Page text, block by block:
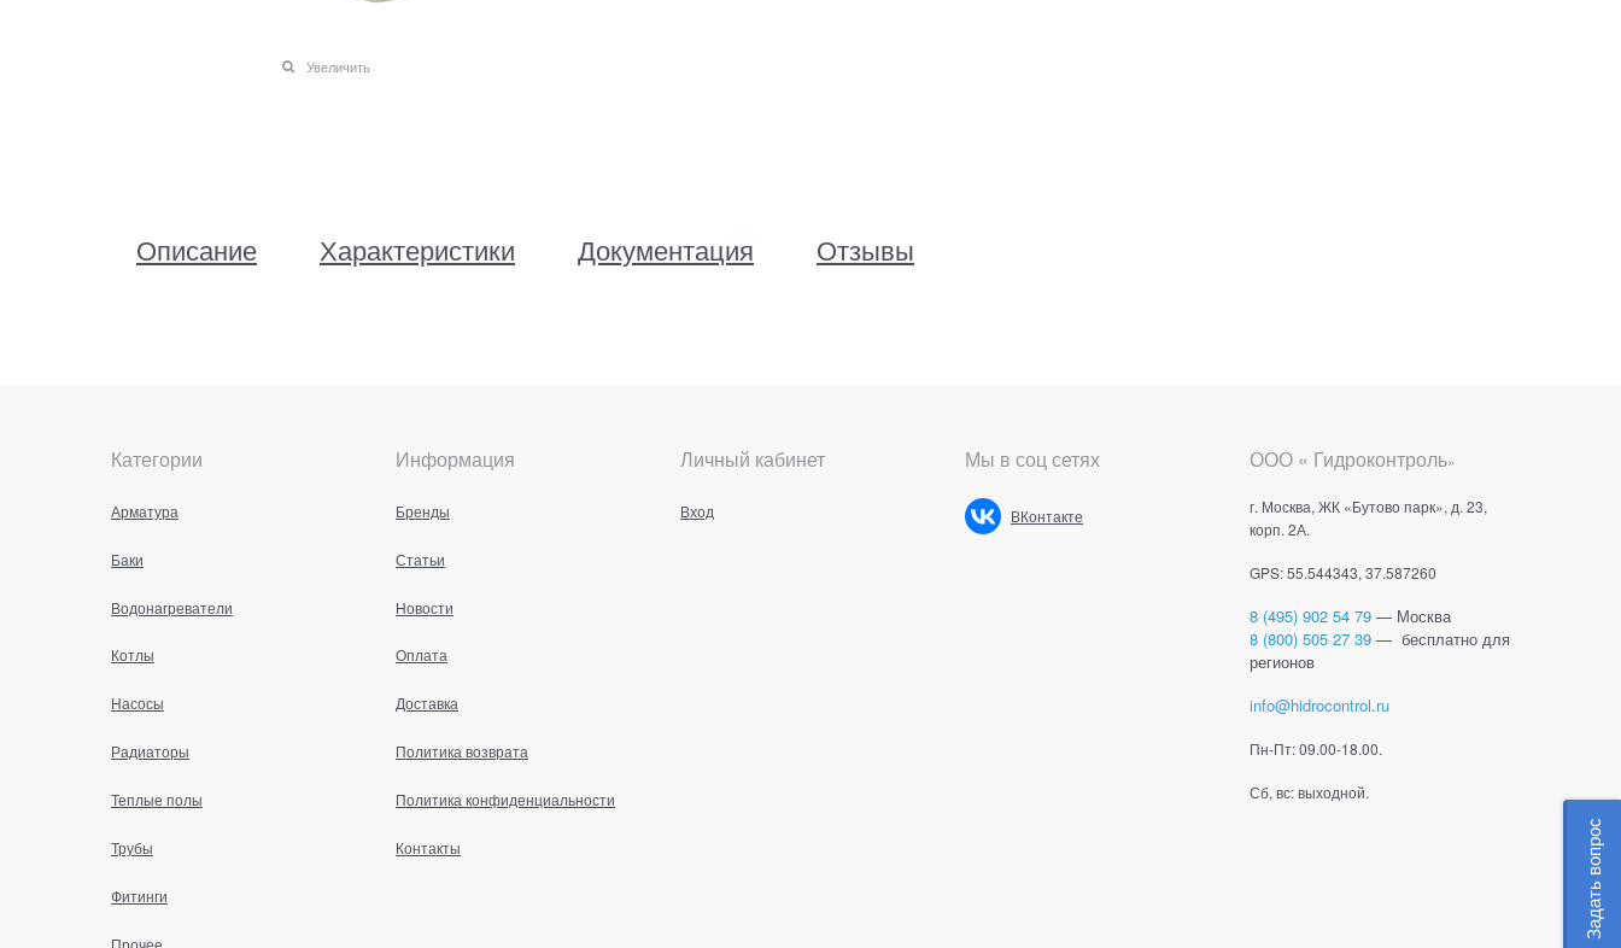
Увеличить
Описание Характеристики Документация Отзывы
Категории
Арматура
Баки
Водонагреватели
Котлы
Насосы
Радиаторы
Теплые полы
Трубы
Фитинги
Прочее
Информация
Бренды
Статьи
Новости
Оплата
Доставка
Политика возврата
Политика конфиденциальности
Контакты
Личный кабинет
Вход
Мы в соц сетях
ВКонтакте
ООО « Гидроконтроль»
г. Москва, ЖК «Бутово парк», д. 23,
корп. 2А.
GPS: 55.544343, 37.587260
8 (495) 902 54 79 — Москва
8 (800) 505 27 39 — бесплатно для
регионов
info@hidrocontrol.ru
Пн-Пт: 09.00-18.00.
Сб, вс: выходной.
Задать вопрос